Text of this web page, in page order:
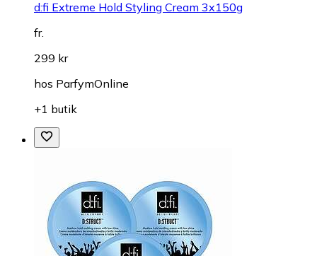
d:fi Extreme Hold Styling Cream 3x150g
fr.
299 kr
hos ParfymOnline
+1 butik